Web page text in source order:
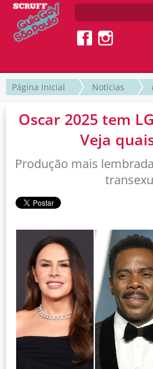
Página Inicial Notícias
Oscar 2025 tem
Veja
Produção mais